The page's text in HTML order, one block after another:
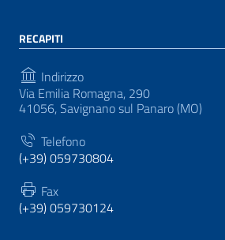
RECAPITI
Indirizzo
Via Emilia Romagna, 290
41056, Savignano sul Panaro (MO)
Telefono
(+39) 059730804
Fax
(+39) 059730124